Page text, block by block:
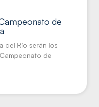
de
del Río serán los
de